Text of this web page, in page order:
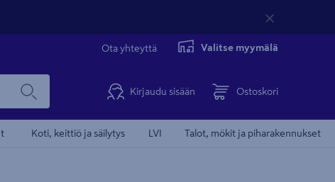
Ota yhteyttä Valitse myymälä
Kirjaudu sisään Ostoskori
Koti, keittiö ja säilytys LVI Talot, mökit ja piharakennukset